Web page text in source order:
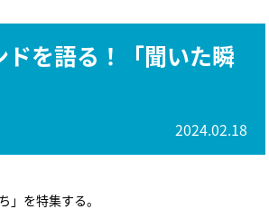
を語る！「聞いた瞬
2024.02.18
」を特集する。